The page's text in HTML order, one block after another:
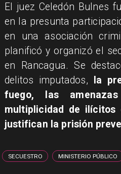
El juez Celedón Bulnes
en la presunta
en una asociación
planificó y organizó el
en Rancagua. Se
delitos imputados,
la
fuego, las
multiplicidad de ilícitos
justifican la prisión
SECUESTRO MINISTERIO PÚBLICO